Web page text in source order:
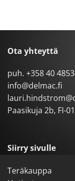
Ota yhteyttä
puh. +358 40
info@delmac.fi
Paasikuja 2b, FI-
Siirry sivulle
Teräkauppa